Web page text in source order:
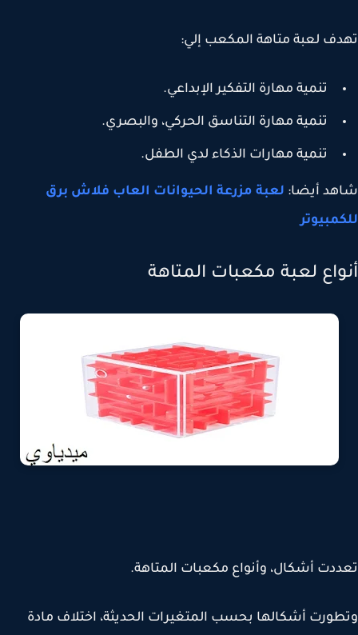
لعبة متاهة المكعب إلي:
تنمية مهارة التفكير الإبداعي.
تنمية مهارة التناسق الحركي، والبصري.
تنمية مهارات الذكاء لدي الطفل.
أيضا:لعبة مزرعة الحيوانات العاب فلاش برق
لعبة مكعبات المتاهة
أشكال، وأنواع مكعبات المتاهة.
أشكالها بحسب المتغيرات الحديثة، اختلاف مادة